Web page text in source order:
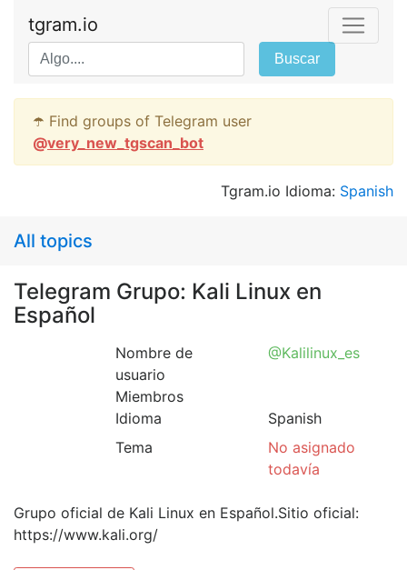
tgram.io
Buscar
☂️ Find groups of Telegram user
@very_new_tgscan_bot
Tgram.io Idioma: Spanish
All topics
Telegram Grupo: Kali Linux en
Español
Nombre de
usuario
@Kalilinux_es
Miembros
Idioma
Spanish
Tema
No asignado
todavía
Grupo oficial de Kali Linux en Español.Sitio oficial:
https://www.kali.org/